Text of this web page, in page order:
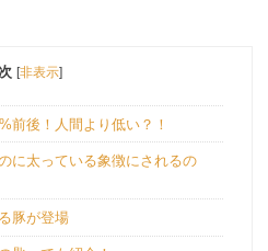
[非表示]
前後！人間より低い？！
に太っている象徴にされるの
豚が登場